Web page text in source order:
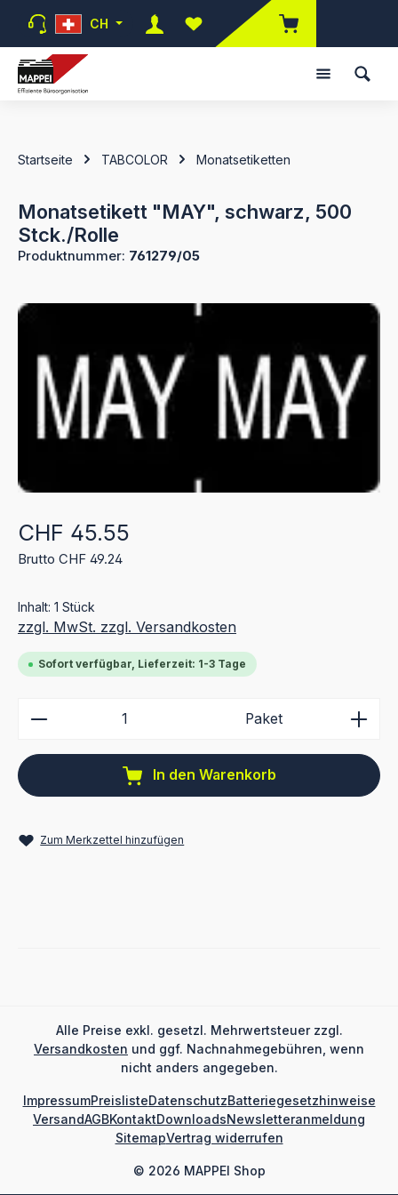
Zum Hauptinhalt springen
CH
Du hast 0 Produkte auf dem
Startseite TABCOLOR Monatsetiketten
Monatsetikett "MAY", schwarz, 500
Stck./Rolle
Produktnummer: 761279/05
Bildergalerie überspringen
Regulärer Preis:
CHF 45.55
Brutto CHF 49.24
Inhalt: 1 Stück
zzgl. MwSt. zzgl. Versandkosten
Sofort verfügbar, Lieferzeit: 1-3 Tage
Produkt Anzahl: Gib den gewünschten Wert ein
Paket
In den Warenkorb
Zum Merkzettel hinzufügen
Alle Preise exkl. gesetzl. Mehrwertsteuer zzgl.
Versandkosten und ggf. Nachnahmegebühren, wenn
nicht anders angegeben.
© 2026 MAPPEI Shop
ImpressumPreislisteDatenschutzBatteriegesetzhinweise
VersandAGBKontaktDownloadsNewsletteranmeldung
SitemapVertrag widerrufen